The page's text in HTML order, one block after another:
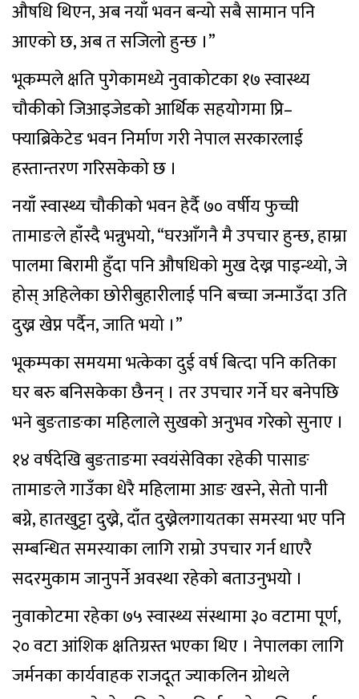
औषधि थिएन, अब नयाँ भवन बन्यो सबै सामान पनि
आएको छ, अब त सजिलो हुन्छ ।”
भूकम्पले क्षति पुगेकामध्ये नुवाकोटका १७ स्वास्थ्य
चौकीको जिआइजेडको आर्थिक सहयोगमा प्रि–
फ्याब्रिकेटेड भवन निर्माण गरी नेपाल सरकारलाई
हस्तान्तरण गरिसकेको छ ।
नयाँ स्वास्थ्य चौकीको भवन हेर्दै ७० वर्षीय फुच्ची
तामाङले हाँस्दै भन्नुभयो, “घरआँगनै मै उपचार हुन्छ, हाम्रा
पालमा बिरामी हुँदा पनि औषधिको मुख देख्न पाइन्थ्यो, जे
होस् अहिलेका छोरीबुहारीलाई पनि बच्चा जन्माउँदा उति
दुख्न खेप्न पर्दैन, जाति भयो ।”
भूकम्पका समयमा भत्केका दुई वर्ष बित्दा पनि कतिका
घर बरु बनिसकेका छैनन् । तर उपचार गर्ने घर बनेपछि
भने बुङताङका महिलाले सुखको अनुभव गरेको सुनाए ।
१४ वर्षदेखि बुङताङमा स्वयंसेविका रहेकी पासाङ
तामाङले गाउँका धेरै महिलामा आङ खस्ने, सेतो पानी
बग्ने, हातखुट्टा दुख्ने, दाँत दुख्नेलगायतका समस्या भए पनि
सम्बन्धित समस्याका लागि राम्रो उपचार गर्न धाएरै
सदरमुकाम जानुपर्ने अवस्था रहेको बताउनुभयो ।
नुवाकोटमा रहेका ७५ स्वास्थ्य संस्थामा ३० वटामा पूर्ण,
२० वटा आंशिक क्षतिग्रस्त भएका थिए । नेपालका लागि
जर्मनका कार्यवाहक राजदूत ज्याकलिन ग्रोथले